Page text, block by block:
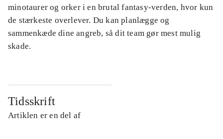
minotaurer og orker i en brutal fantasy-verden, hvor kun
de stærkeste overlever. Du kan planlægge og
sammenkæde dine angreb, så dit team gør mest mulig
skade.
Tidsskrift
Artiklen er en del af